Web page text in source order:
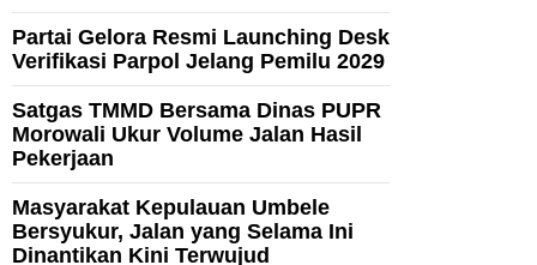
Partai Gelora Resmi Launching Desk
Verifikasi Parpol Jelang Pemilu 2029
Satgas TMMD Bersama Dinas PUPR
Morowali Ukur Volume Jalan Hasil
Pekerjaan
Masyarakat Kepulauan Umbele
Bersyukur, Jalan yang Selama Ini
Dinantikan Kini Terwujud